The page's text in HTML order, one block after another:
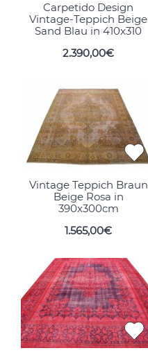
Carpetido Design
Vintage-Teppich Beige
Sand Blau in 410x310
2.390,00€
Vintage Teppich Braun
Beige Rosa in
390x300cm
1.565,00€